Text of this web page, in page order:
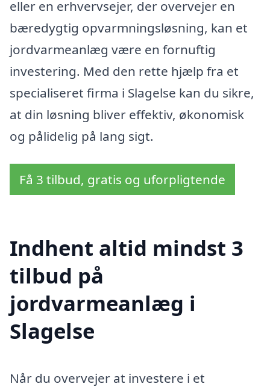
eller en erhvervsejer, der overvejer en
bæredygtig opvarmningsløsning, kan et
jordvarmeanlæg være en fornuftig
investering. Med den rette hjælp fra et
specialiseret firma i Slagelse kan du sikre,
at din løsning bliver effektiv, økonomisk
og pålidelig på lang sigt.
Få 3 tilbud, gratis og uforpligtende
Indhent altid mindst 3
tilbud på
jordvarmeanlæg i
Slagelse
Når du overvejer at investere i et